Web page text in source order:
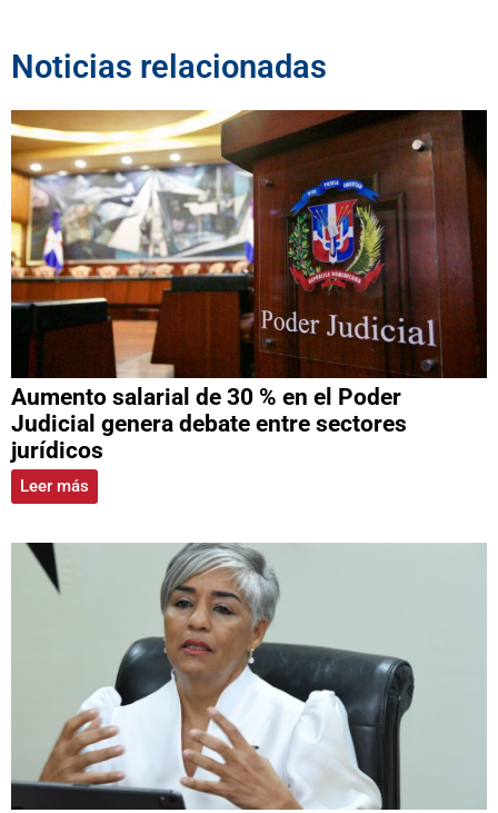
Noticias relacionadas
Aumento salarial de 30 % en el Poder
Judicial genera debate entre sectores
jurídicos
Leer más